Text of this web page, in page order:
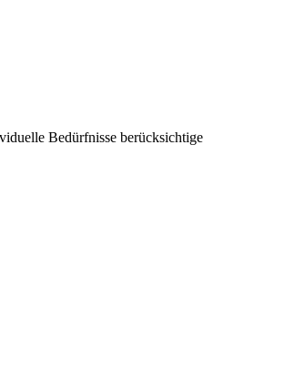
Bedürfnisse berücksichtige